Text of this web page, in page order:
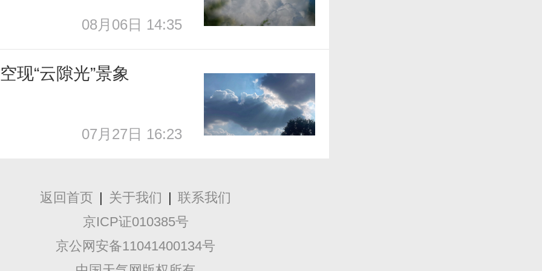
08月06日 14:35
现“云隙光”景象
07月27日 16:23
返回首页 关于我们
联系我们
京ICP证010385号
京公网安备11041400134号